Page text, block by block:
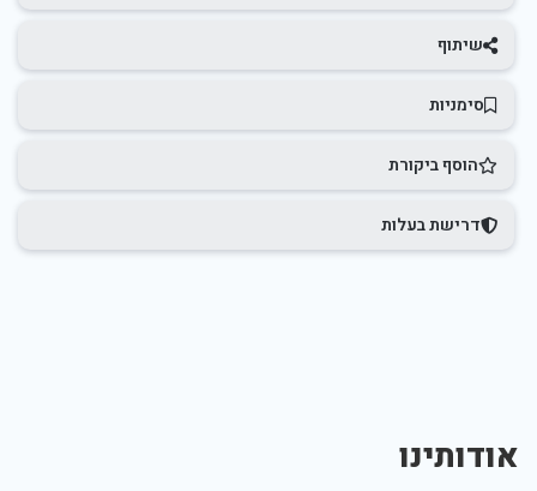
שיתוף
סימניות
הוסף ביקורת
דרישת בעלות
אודותינו